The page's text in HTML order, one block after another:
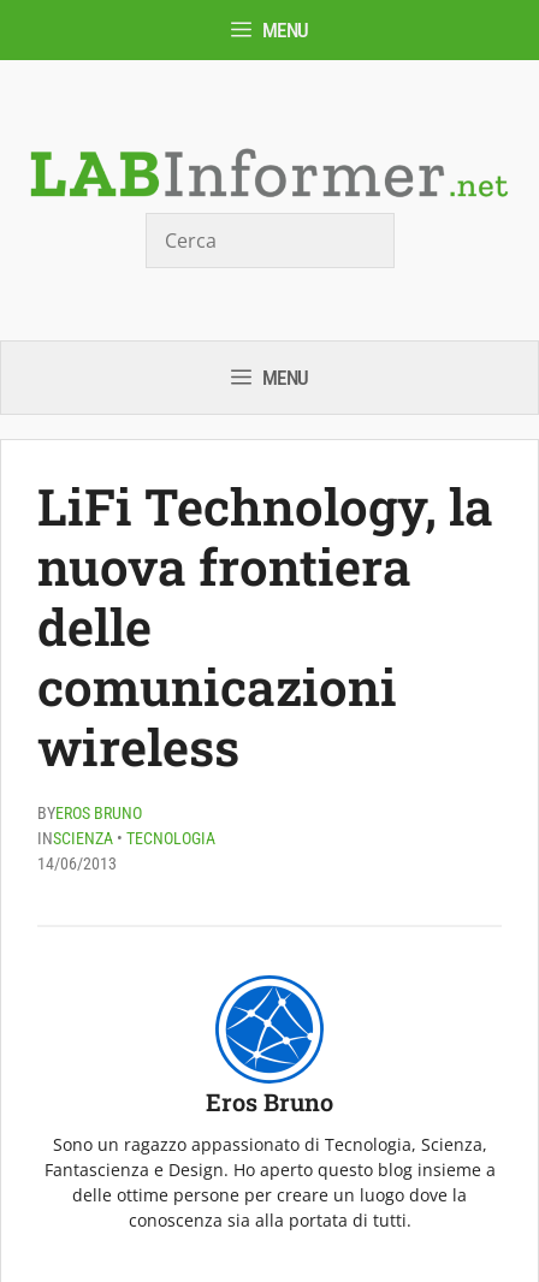
MENU
MENU
LiFi Technology, la
nuova frontiera
delle
comunicazioni
wireless
BYEROS BRUNO
INSCIENZA • TECNOLOGIA
14/06/2013
Eros Bruno
Sono un ragazzo appassionato di Tecnologia, Scienza,
Fantascienza e Design. Ho aperto questo blog insieme a
delle ottime persone per creare un luogo dove la
conoscenza sia alla portata di tutti.